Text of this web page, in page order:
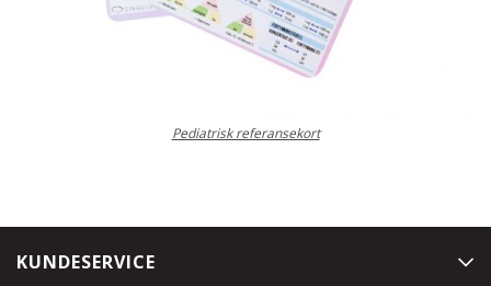
Pediatrisk referansekort
KUNDESERVICE